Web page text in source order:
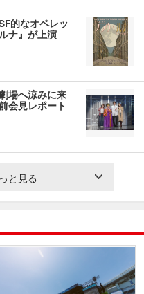
的なオペレッ
ナ』が上演
場へ涼みに来
会見レポート
と見る